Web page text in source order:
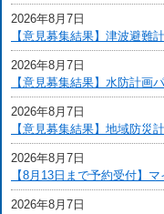
2026年8月7日
【意見募集結果】津波避難
2026年8月7日
【意見募集結果】水防計画
2026年8月7日
【意見募集結果】地域防災
2026年8月7日
【8月13日まで予約受付】
2026年8月7日